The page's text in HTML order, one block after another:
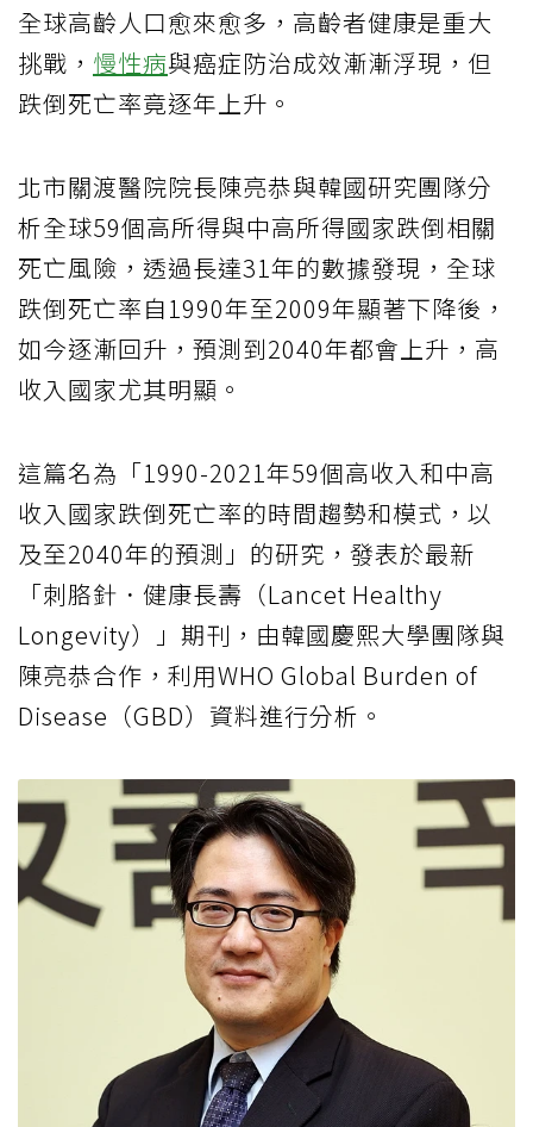
全球高齡人口愈來愈多，高齡者健康是重大
挑戰， 慢性病與癌症防治成效漸漸浮現，但
跌倒死亡率竟逐年上升。
北市關渡醫院院長陳亮恭與韓國研究團隊分
析全球59個高所得與中高所得國家跌倒相關
死亡風險，透過長達31年的數據發現，全球
跌倒死亡率自1990年至2009年顯著下降後，
如今逐漸回升，預測到2040年都會上升，高
收入國家尤其明顯。
這篇名為「1990-2021年59個高收入和中高
收入國家跌倒死亡率的時間趨勢和模式，以
及至2040年的預測」的研究，發表於最新
「刺胳針．健康長壽（Lancet Healthy
Longevity）」期刊，由韓國慶熙大學團隊與
陳亮恭合作，利用WHO Global Burden of
Disease（GBD）資料進行分析。